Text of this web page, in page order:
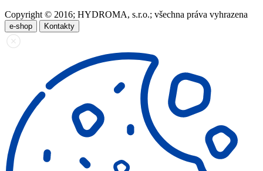
Copyright © 2016; HYDROMA, s.r.o.; všechna práva vyhrazena
e-shop Kontakty